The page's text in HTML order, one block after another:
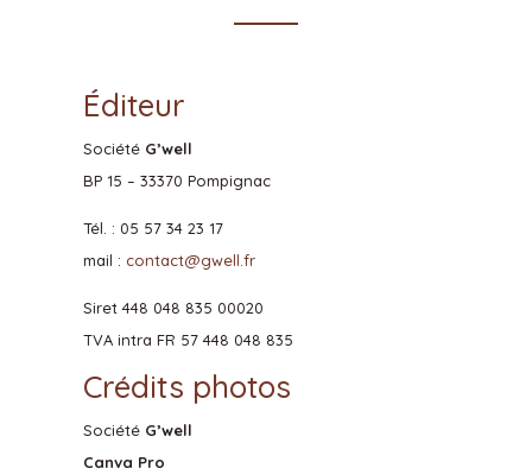
Éditeur
SociétéG’well
BP 15 – 33370 Pompignac
Tél. : 05 57 34 23 17
mail : contact@gwell.fr
Siret 448 048 835 00020
TVA intra FR 57 448 048 835
Crédits photos
Société G’well
Canva Pro